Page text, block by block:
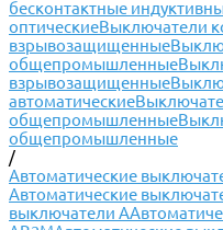
бесконтактные
оптическиеВыключатели
взрывозащищенные
общепромышленные
взрывозащищенные
автоматические
общепромышленные
общепромышленные
/
Автоматические
Автоматические
выключатели А